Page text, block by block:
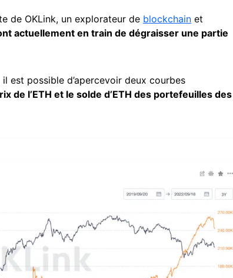
de OKLink, un explorateur de blockchain et
actuellement en train de dégraisser une partie
est possible d’apercevoir deux courbes
de l’ETH et le solde d’ETH des portefeuilles des